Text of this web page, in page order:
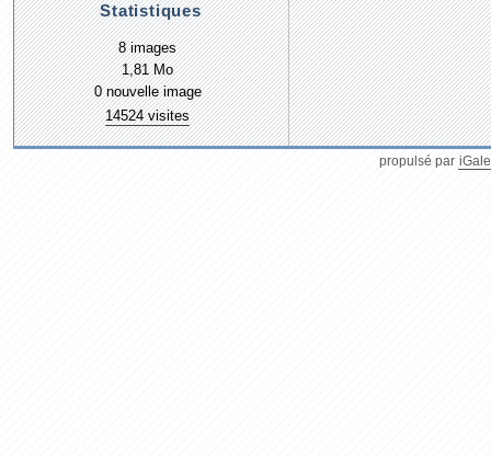
Statistiques
8 images
1,81 Mo
0 nouvelle image
14524 visites
propulsé par